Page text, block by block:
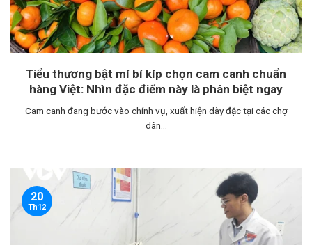
Tiểu thương bật mí bí kíp chọn cam canh chuẩn
hàng Việt: Nhìn đặc điểm này là phân biệt ngay
Cam canh đang bước vào chính vụ, xuất hiện dày đặc tại các chợ
dân...
20
Th12